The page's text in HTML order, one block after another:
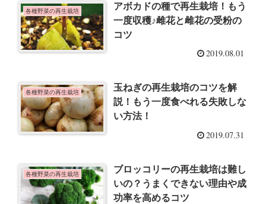
各種野菜の再生栽培
アボカドの種で再生栽培！もう
一度収穫♪雌花と雌花の受粉の
コツ
2019.08.01
各種野菜の再生栽培
玉ねぎの再生栽培のコツを解
説！もう一度食べれる失敗しな
い方法！
2019.07.31
各種野菜の再生栽培
ブロッコリーの再生栽培は難し
いの？うまくできない理由や成
功率を高めるコツ